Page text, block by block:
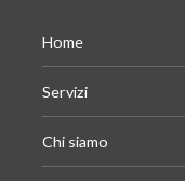
Home
Servizi
Chi siamo